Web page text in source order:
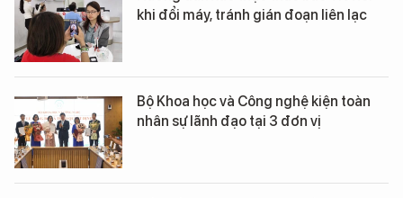
khi đổi máy, tránh gián đoạn liên lạc
Bộ Khoa học và Công nghệ kiện toàn
nhân sự lãnh đạo tại 3 đơn vị